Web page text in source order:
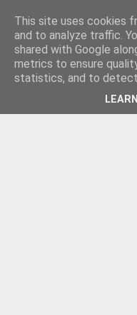
This site uses cookies
and to analyze traffic.
shared with Google
metrics to ensure
statistics, and to detect